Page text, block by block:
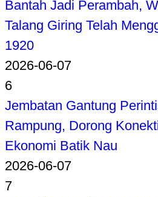
Bantah Jadi Perambah,
Talang Giring Telah
1920
2026-06-07
6
Jembatan Gantung
Rampung, Dorong
Ekonomi Batik Nau
2026-06-07
7